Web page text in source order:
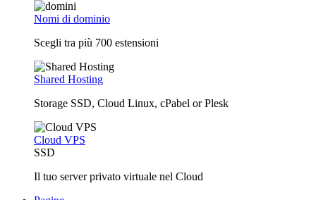
Nomi di dominio
Scegli tra più 700 estensioni
Shared Hosting
Storage SSD, Cloud Linux, cPabel or Plesk
Cloud VPS
SSD
Il tuo server privato virtuale nel Cloud